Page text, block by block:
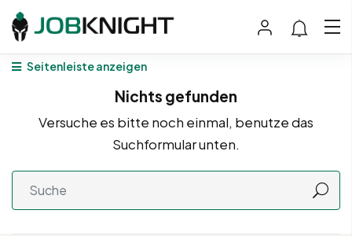
Seitenleiste anzeigen
Nichts gefunden
Versuche es bitte noch einmal, benutze das
Suchformular unten.